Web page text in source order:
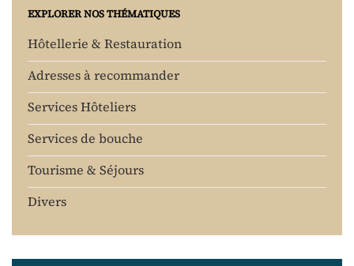
EXPLORER NOS THÉMATIQUES
Hôtellerie & Restauration
Adresses à recommander
Services Hôteliers
Services de bouche
Tourisme & Séjours
Divers